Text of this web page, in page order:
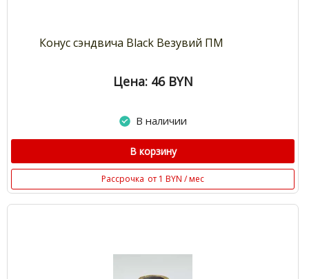
Конус сэндвича Black Везувий ПМ
Цена: 46 BYN
В наличии
В корзину
Рассрочка от 1 BYN / мес